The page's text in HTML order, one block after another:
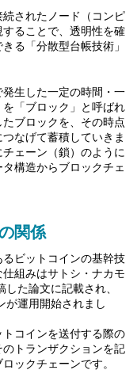
されたノード（コンピ
ることで、透明性を確
る「分散型台帳技術」
生した一定の時間・一
「ブロック」と呼ばれ
ブロックを、その時点
なげて蓄積していきま
ェーン（鎖）のように
構造からブロックチェ
関係
ビットコインの基幹技
組みはサトシ・ナカモ
た論文に記載され、
が運用開始されまし
コインを送付する際の
トランザクションを記
ックチェーンです。